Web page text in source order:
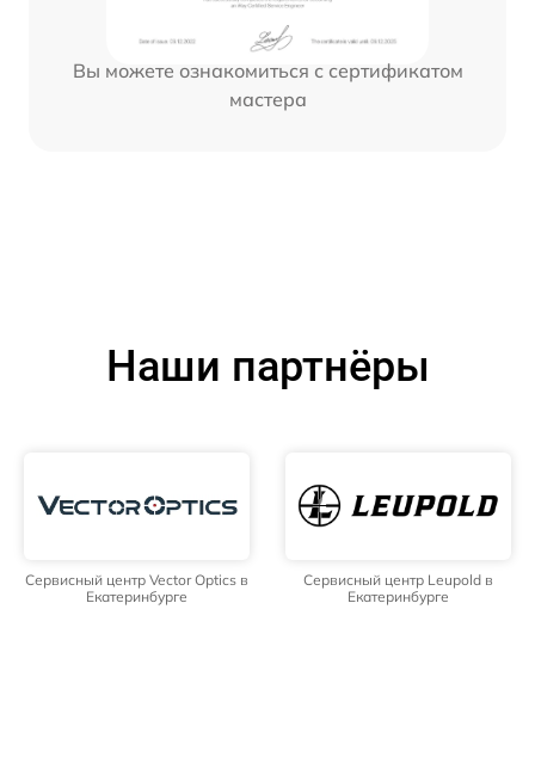
Вы можете ознакомиться с сертификатом
мастера
Наши партнёры
Сервисный центр Vector Optics в
Екатеринбурге
Сервисный центр Leupold в
Екатеринбурге